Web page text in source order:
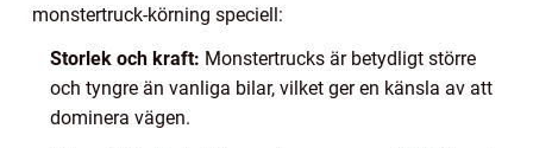
monstertruck-körning speciell:
Storlek och kraft: Monstertrucks är betydligt större
och tyngre än vanliga bilar, vilket ger en känsla av att
dominera vägen.